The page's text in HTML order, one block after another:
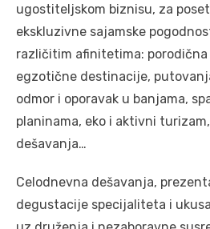
ugostiteljskom biznisu, za
ekskluzivne sajamske
različitim afinitetima:
egzotične destinacije,
odmor i oporavak u banjama,
planinama, eko i aktivni
dešavanja…
Celodnevna dešavanja,
degustacije specijaliteta i